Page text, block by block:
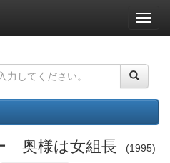
ナ
ビ
ー
ョ
ン
奥様は女組長 1995